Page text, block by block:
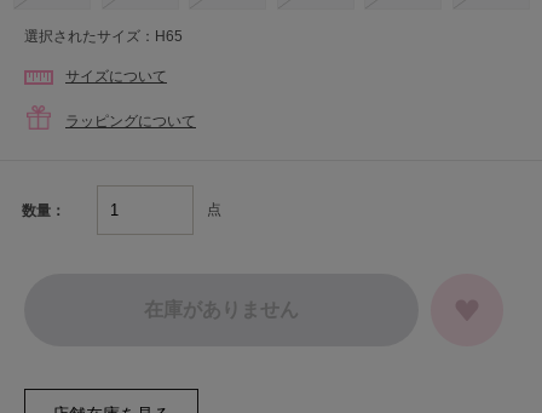
選択されたサイズ：H65
サイズについて
ラッピングについて
数量： 点
在庫がありません